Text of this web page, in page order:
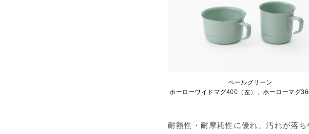
ペールグリーン
ホーローワイドマグ400（左）、ホーローマグ
耐熱性・耐摩耗性に優れ、汚れが落ち